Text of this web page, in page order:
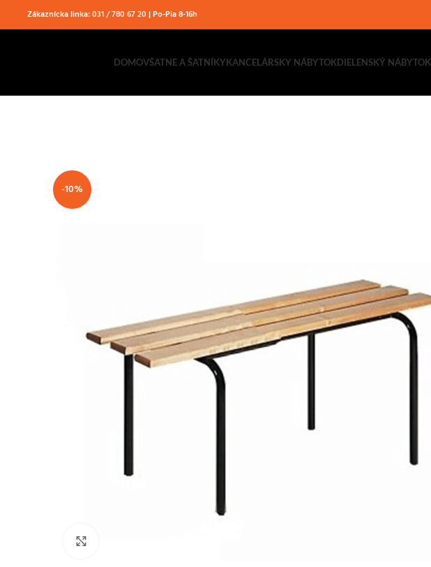
Zákaznícka linka:031 / 780 67 20 | Po-Pia 8-16h
DOMOVŠATNE A ŠATNÍKYKANCELÁRSKY NÁBYTOKDIELENSKÝ NÁBYTOK
-10%